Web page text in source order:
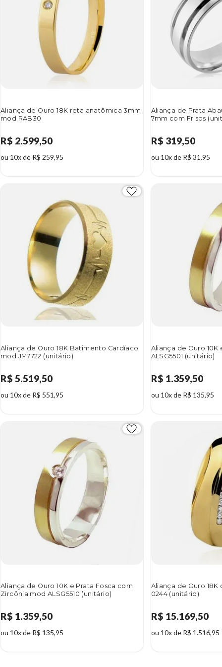
Aliança de Ouro 18K reta anatômica 3mm
mod RAB30
R$ 2.599,50
ou 10x de R$ 259,95
Aliança de Prata
7mm com Frisos
R$ 319,50
ou 10x de R$ 31,95
Aliança de Ouro 18K Batimento Cardíaco
mod JM7722 (unitário)
R$ 5.519,50
ou 10x de R$ 551,95
Aliança de Ouro 10K
ALSG5501 (unitário)
R$ 1.359,50
ou 10x de R$ 135,95
Aliança de Ouro 10K e Prata Fosca com
Zircônia mod ALSG5510 (unitário)
R$ 1.359,50
ou 10x de R$ 135,95
Aliança de Ouro
0244 (unitário)
R$ 15.169,50
ou 10x de R$ 1.516,95